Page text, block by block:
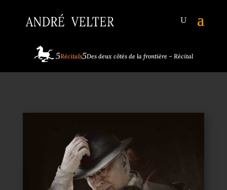
Récitals Des deux côtés de la frontière – Récital